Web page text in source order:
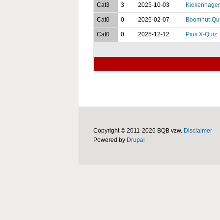
Cat3 3 2025-10-03
Cat0 0 2026-02-07 Boomhut-
Cat0 0 2025-12-12 Pius X-Quiz
Copyright © 2011-2026 BQB vzw. Disclaimer
Powered by Drupal